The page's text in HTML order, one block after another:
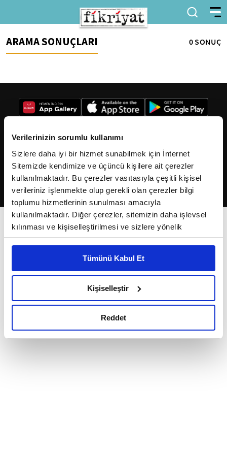
Verilerinizin sorumlu kullanımı
Sizlere daha iyi bir hizmet sunabilmek için İnternet
Sitemizde kendimize ve üçüncü kişilere ait çerezler
kullanılmaktadır. Bu çerezler vasıtasıyla çeşitli kişisel
verileriniz işlenmekte olup gerekli olan çerezler bilgi
toplumu hizmetlerinin sunulması amacıyla
kullanılmaktadır. Diğer çerezler, sitemizin daha işlevsel
kılınması ve kişiselleştirilmesi ve sizlere yönelik
reklam/pazarlama faaliyetlerinin yapılması, amaçlarıyla
Çerezlere ilişkin tercihlerinizi çerez paneli vasıtasıyla
belirleyebilirsiniz. Çerezlere ilişkin detaylı bilgi için
Ayarlar butonuna tıklayabilir,Çerez Bilgilendirme
Metnimizi ziyaret edebilirsiniz.
okumak ve sitemizi ziyaretiniz kapsamında
Tümünü Kabul Et
Kişiselleştir
Reddet
ARAMA SONUÇLARI 0 SONUÇ
2026Fikriyat. Tüm hakları saklıdır.